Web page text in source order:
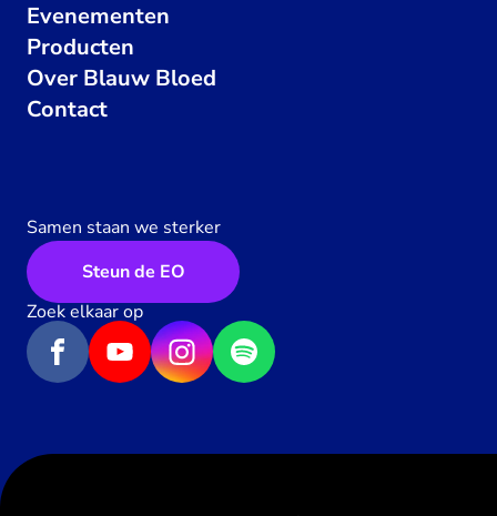
Evenementen
Producten
Over Blauw Bloed
Contact
Samen staan we sterker
Steun de EO
Zoek elkaar op